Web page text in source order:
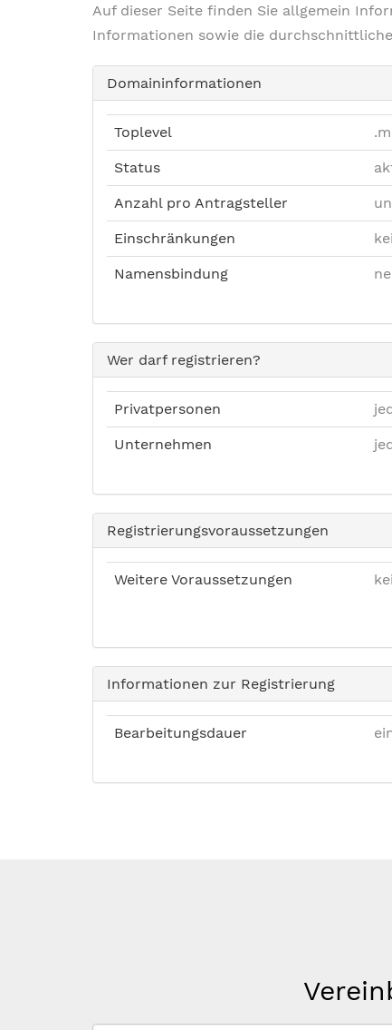
Auf dieser Seite finden Sie allgemein
Informationen sowie die
Domaininformationen
Toplevel
Status
Anzahl pro Antragsteller
Einschränkungen
Namensbindung
Wer darf registrieren?
Privatpersonen
Unternehmen
Registrierungsvoraussetzungen
Weitere Voraussetzungen
Informationen zur Registrierung
Bearbeitungsdauer